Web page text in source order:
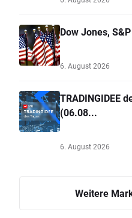
Dow Jones,
6. August 2026
TRADINGIDEE
(06.08...
6. August 2026
Weitere